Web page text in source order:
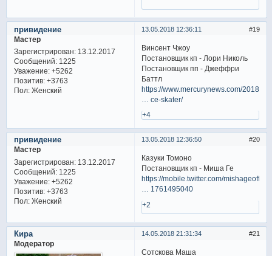
19
13.05.2018 12:36:11
привидение
Мастер
Зарегистрирован: 13.12.2017
Сообщений:1225
Уважение: +5262
Позитив: +3763
Пол:Женский
Винсент Чжоу
Постановщик кп - Лори Николь
Постановщик пп - Джеффри
Баттл
https://www.mercurynews.com/2018/
… ce-skater/
+4
20
13.05.2018 12:36:50
привидение
Мастер
Зарегистрирован: 13.12.2017
Сообщений:1225
Уважение: +5262
Позитив: +3763
Пол:Женский
Казуки Томоно
Постановщик кп - Миша Ге
https://mobile.twitter.com/mishageoffic
… 1761495040
+2
21
14.05.2018 21:31:34
Кира
Модератор
Сотскова Маша